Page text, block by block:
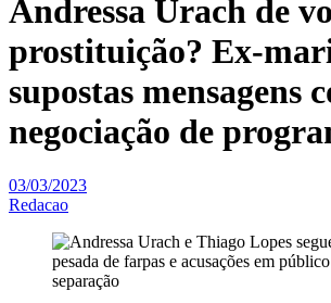
Andressa Urach de
prostituição? Ex-
supostas mensagens
negociação de
03/03/2023
Redacao